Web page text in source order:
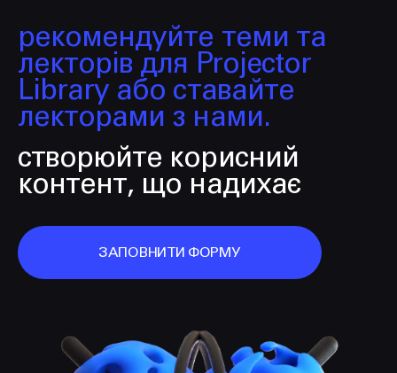
рекомендуйте теми та
лекторів для Projector
Library або ставайте
лекторами з нами.
створюйте корисний
контент, що надихає
ЗАПОВНИТИ ФОРМУ